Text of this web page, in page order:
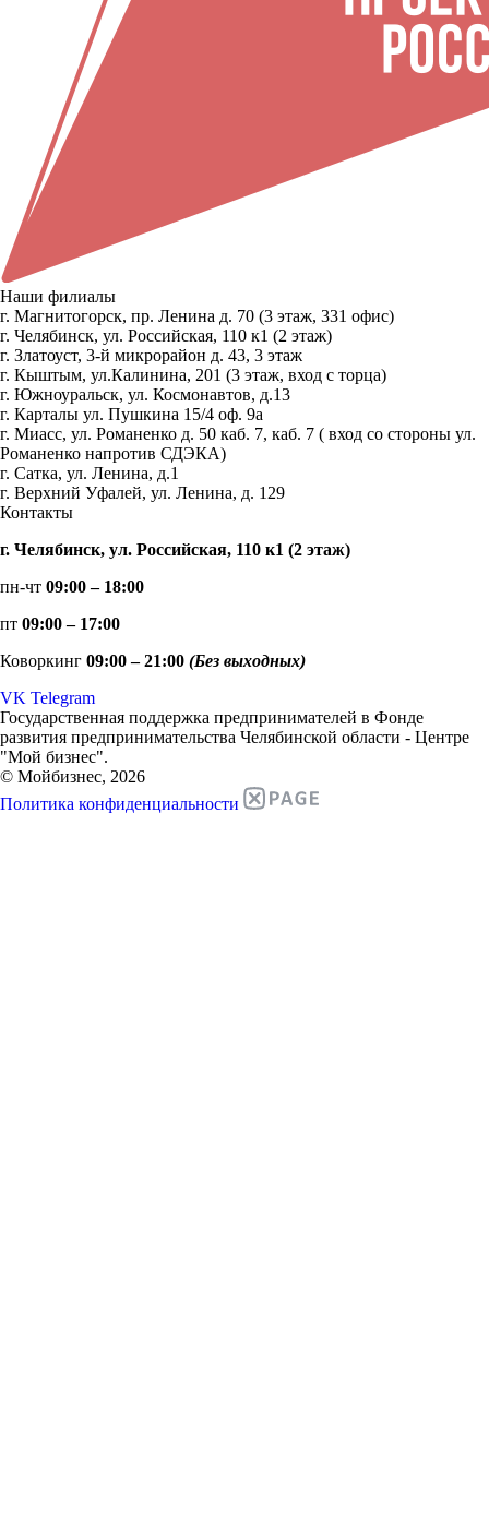
Наши филиалы
г. Магнитогорск, пр. Ленина д. 70 (3 этаж, 331 офис)
г. Челябинск, ул. Российская, 110 к1 (2 этаж)
г. Златоуст, 3-й микрорайон д. 43, 3 этаж
г. Кыштым, ул.Калинина, 201 (3 этаж, вход с торца)
г. Южноуральск, ул. Космонавтов, д.13
г. Карталы ул. Пушкина 15/4 оф. 9а
г. Миасс, ул. Романенко д. 50 каб. 7, каб. 7 ( вход со стороны ул.
Романенко напротив СДЭКА)
г. Сатка, ул. Ленина, д.1
г. Верхний Уфалей, ул. Ленина, д. 129
Контакты
г. Челябинск, ул. Российская, 110 к1 (2 этаж)
пн-чт 09:00 – 18:00
пт 09:00 – 17:00
Коворкинг 09:00 – 21:00 (Без выходных)
VK Telegram
Государственная поддержка предпринимателей в Фонде
развития предпринимательства Челябинской области - Центре
"Мой бизнес".
© Мойбизнес, 2026
Политика конфиденциальности